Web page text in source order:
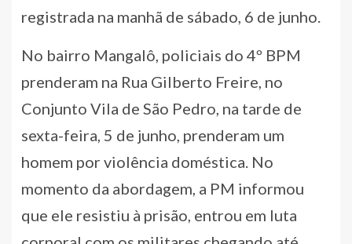
registrada na manhã de sábado, 6 de junho.
No bairro Mangalô, policiais do 4º BPM
prenderam na Rua Gilberto Freire, no
Conjunto Vila de São Pedro, na tarde de
sexta-feira, 5 de junho, prenderam um
homem por violência doméstica. No
momento da abordagem, a PM informou
que ele resistiu à prisão, entrou em luta